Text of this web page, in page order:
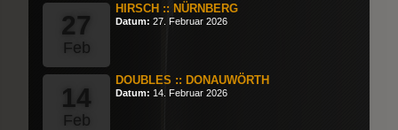
27
Feb
HIRSCH :: NÜRNBERG
Datum: 27. Februar 2026
14
Feb
DOUBLES :: DONAUWÖRTH
Datum: 14. Februar 2026